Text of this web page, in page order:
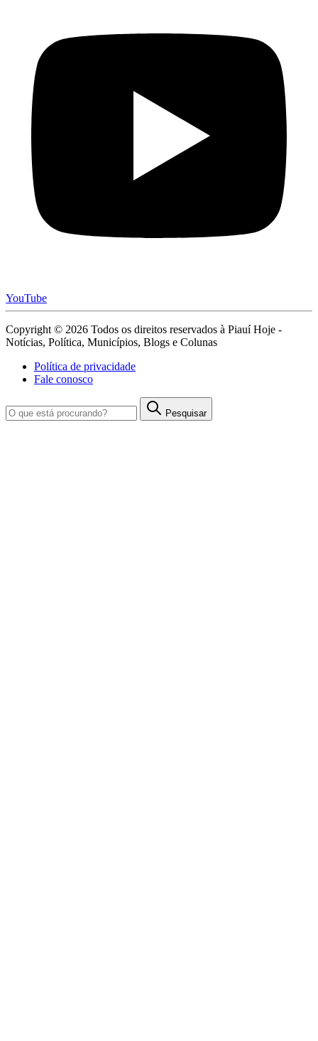
YouTube
Copyright © 2026 Todos os direitos reservados à Piauí Hoje -
Notícias, Política, Municípios, Blogs e Colunas
Política de privacidade
Fale conosco
Pesquisar